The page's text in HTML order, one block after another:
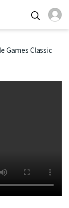
Games Classic